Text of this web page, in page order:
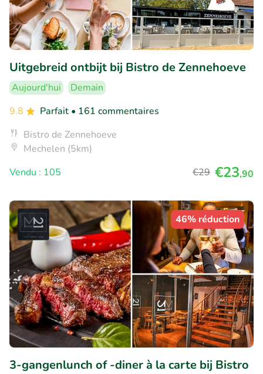
Uitgebreid ontbijt bij Bistro de Zennehoeve
Aujourd'hui
Demain
9.8
Parfait • 161 commentaires
Bistro de Zennehoeve
Mechelen (5km)
Vendu : 105
€29 €23,90
46% réduction
3-gangenlunch of -diner à la carte bij Bistro